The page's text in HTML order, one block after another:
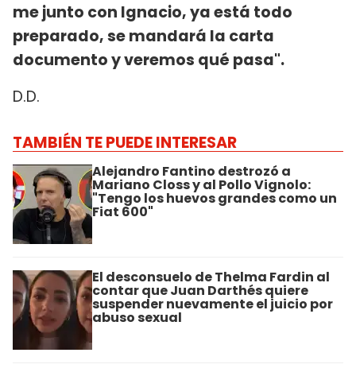
me junto con Ignacio, ya está todo
preparado, se mandará la carta
documento y veremos qué pasa".
D.D.
TAMBIÉN TE PUEDE INTERESAR
Alejandro Fantino destrozó a
Mariano Closs y al Pollo Vignolo:
"Tengo los huevos grandes como un
Fiat 600"
El desconsuelo de Thelma Fardin al
contar que Juan Darthés quiere
suspender nuevamente el juicio por
abuso sexual